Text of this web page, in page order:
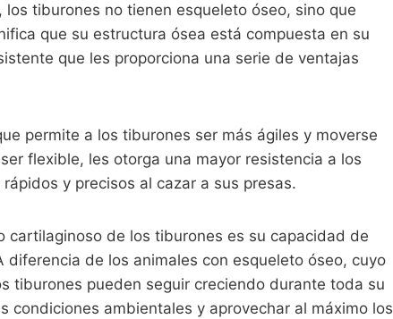
tiburones no tienen esqueleto óseo, sino que
que su estructura ósea está compuesta en su
que les proporciona una serie de ventajas
permite a los tiburones ser más ágiles y moverse
flexible, les otorga una mayor resistencia a los
y precisos al cazar a sus presas.
de los tiburones es su capacidad de
de los animales con esqueleto óseo, cuyo
tiburones pueden seguir creciendo durante toda su
condiciones ambientales y aprovechar al máximo los